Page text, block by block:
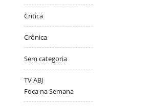
Crítica
Crônica
Sem categoria
TV ABJ
Foca na Semana